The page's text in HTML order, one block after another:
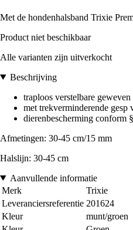
Met de hondenhalsband Trixie
Product niet beschikbaar
Alle varianten zijn uitverkocht
Beschrijving
traploos verstelbare geweven
met trekverminderende gesp
dierenbescherming conform
Afmetingen: 30-45 cm/15 mm
Halslijn: 30-45 cm
Aanvullende informatie
Merk
Trixie
Leveranciersreferentie 201624
Kleur
munt/groen